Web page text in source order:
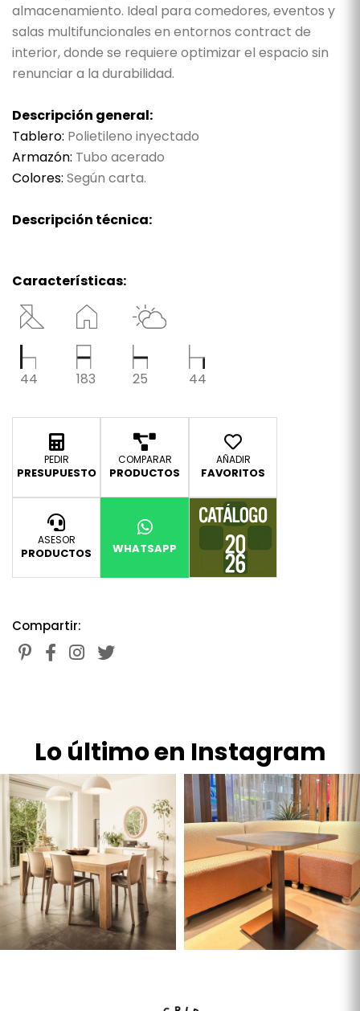
almacenamiento. Ideal para comedores, eventos y
salas multifuncionales en entornos contract de
interior, donde se requiere optimizar el espacio sin
renunciar a la durabilidad.
Descripción general:
Tablero: Polietileno inyectado
Armazón: Tubo acerado
Colores: Según carta.
Descripción técnica:
Características:
44 183 25 44
PEDIR
PRESUPUESTO
COMPARAR
PRODUCTOS
AÑADIR
FAVORITOS
ASESOR
PRODUCTOS WHATSAPP
Compartir:
Lo último en Instagram